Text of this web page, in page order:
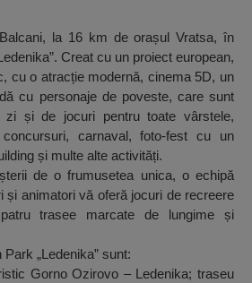
la 16 km de orașul Vratsa, în
Creat cu un proiect european,
cu o atracție modernă, cinema 5D, un
cu personaje de poveste, care sunt
și de jocuri pentru toate vârstele,
carnaval, foto-fest cu un
și multe alte activități.
de o frumusetea unica, o echipă
și animatori vă oferă jocuri de recreere
trasee marcate de lungime și
„Ledenika” sunt:
Gorno Ozirovo – Ledenika; traseu